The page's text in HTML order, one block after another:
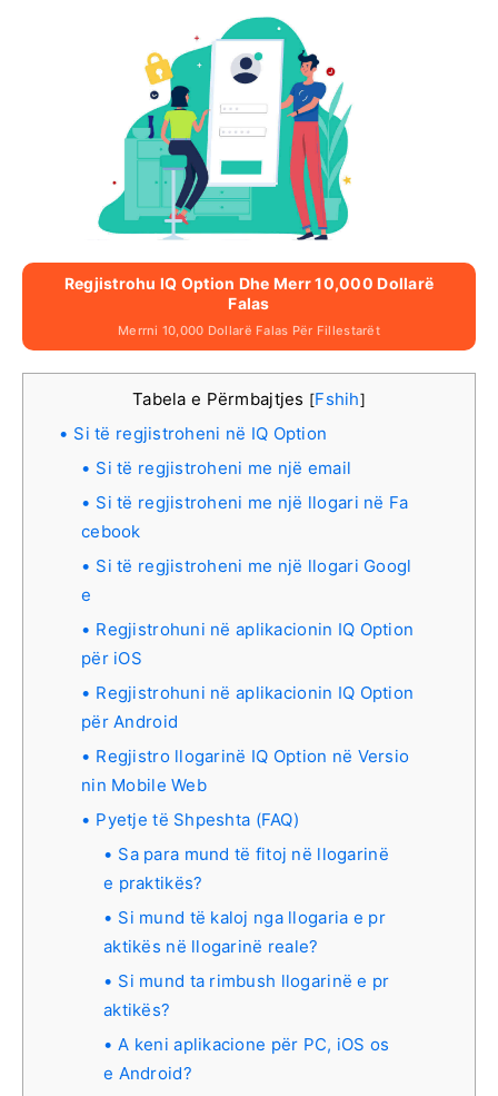
Regjistrohu IQ Option Dhe Merr 10,000 Dollarë
Falas
Merrni 10,000 Dollarë Falas Për Fillestarët
Tabela e Përmbajtjes [Fshih]
Si të regjistroheni në IQ Option
Si të regjistroheni me një email
Si të regjistroheni me një llogari në Fa
cebook
Si të regjistroheni me një llogari Googl
e
Regjistrohuni në aplikacionin IQ Option
për iOS
Regjistrohuni në aplikacionin IQ Option
për Android
Regjistro llogarinë IQ Option në Versio
nin Mobile Web
Pyetje të Shpeshta (FAQ)
Sa para mund të fitoj në llogarinë
e praktikës?
Si mund të kaloj nga llogaria e pr
aktikës në llogarinë reale?
Si mund ta rimbush llogarinë e pr
aktikës?
A keni aplikacione për PC, iOS os
e Android?